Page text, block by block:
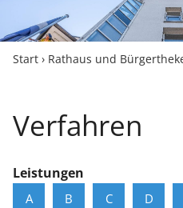
Start › Rathaus und
Verfahren
Leistungen
A B C D